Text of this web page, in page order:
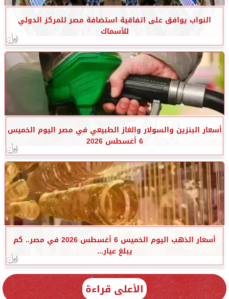
النواب يوافق على اتفاقية استضافة مصر للمركز الدولي
للأسماك
أسعار البنزين والسولار والغاز الطبيعي في مصر اليوم الخميس
6 أغسطس 2026
أسعار الذهب اليوم الخميس 6 أغسطس 2026 في مصر.. كم
يبلغ عيار...
الأعلى قراءة